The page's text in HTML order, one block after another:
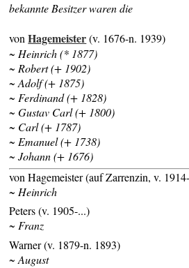
bekannte Besitzer waren die
vonHagemeister(v. 1676-n. 1939)
~ Heinrich (* 1877)
~ Robert (+ 1902)
~ Adolf (+ 1875)
~ Ferdinand (+ 1828)
~ Gustav Carl (+ 1800)
~ Carl (+ 1787)
~ Emanuel (+ 1738)
~ Johann (+ 1676)
von Hagemeister (auf Zarrenzin, v.
~ Heinrich
Peters (v. 1905-...)
~ Franz
Warner (v. 1879-n. 1893)
~ August